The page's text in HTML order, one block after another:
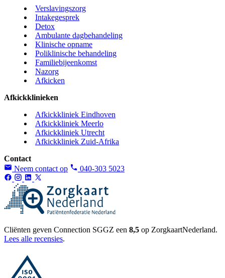
Verslavingszorg
Intakegesprek
Detox
Ambulante dagbehandeling
Klinische opname
Poliklinische behandeling
Familiebijeenkomst
Nazorg
Afkicken
Afkickklinieken
Afkickkliniek Eindhoven
Afkickkliniek Meerlo
Afkickkliniek Utrecht
Afkickkliniek Zuid-Afrika
Contact
Neem contact op
040-303 5023
Cliënten geven Connection SGGZ een 8,5 op ZorgkaartNederland.
Lees alle recensies.